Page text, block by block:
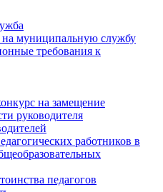
муниципальную службу
требования к
на замещение
руководителя
работников в
педагогов